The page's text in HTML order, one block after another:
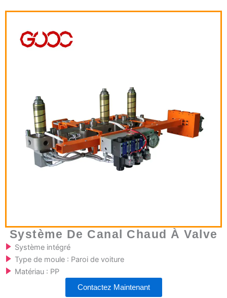
Système De Canal Chaud À Valve
Système intégré
Type de moule : Paroi de voiture
Matériau : PP
Contactez Maintenant